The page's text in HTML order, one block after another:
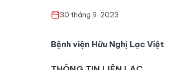
30 tháng 9, 2023
Bệnh viện Hữu Nghị Lạc Việt